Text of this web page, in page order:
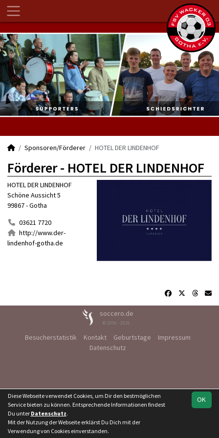
Sponsoren/Förderer HOTEL DER LINDENHOF
Förderer - HOTEL DER LINDENHOF
HOTEL DER LINDENHOF
Schöne Aussicht 5
99867 - Gotha
03621 7720
http://www.der-
lindenhof-gotha.de
soccero.de
© 2006 - 2026
Besucherstatistik Kontakt Geburtstage
Impressum
Datenschutz
OK
Diese Webseite verwendet Cookies, um Dir den bestmöglichen
Service bieten zu können. Entsprechende Informationen findest
Du unter Datenschutz.
Mit der Nutzung der Webseite erklärst Du Dich mit der
Verwendung von Cookies einverstanden.